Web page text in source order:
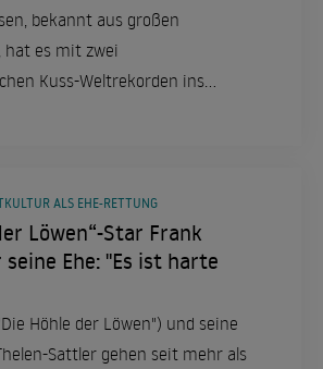
bekannt aus großen
hat es mit zwei
Kuss-Weltrekorden ins
der Rekorde" geschafft. Wir
ALS EHE-RETTUNG
Löwen“-Star Frank
Ehe: "Es ist harte
Höhle der Löwen") und seine
Sattler gehen seit mehr als